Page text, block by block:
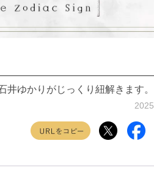
ゆかりがじっくり紐解きます。